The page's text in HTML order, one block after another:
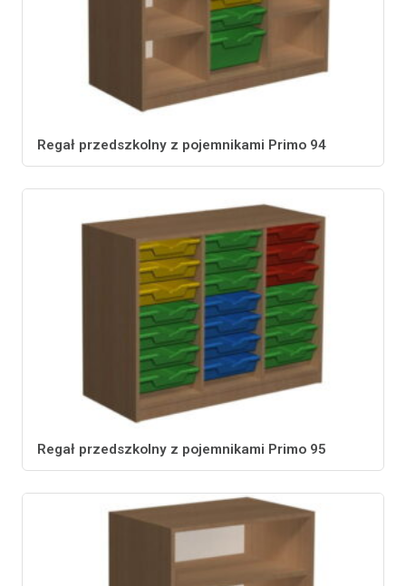
Regał przedszkolny z pojemnikami Primo 94
Regał przedszkolny z pojemnikami Primo 95